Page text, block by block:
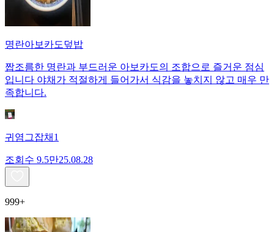
명란아보카도덮밥
짭조름한 명란과 부드러운 아보카도의 조합으로 즐거운 점심
입니다 야채가 적절하게 들어가서 식감을 놓치지 않고 매우 만
족합니다.
귀염그잡채1
조회수 9.5만25.08.28
999+